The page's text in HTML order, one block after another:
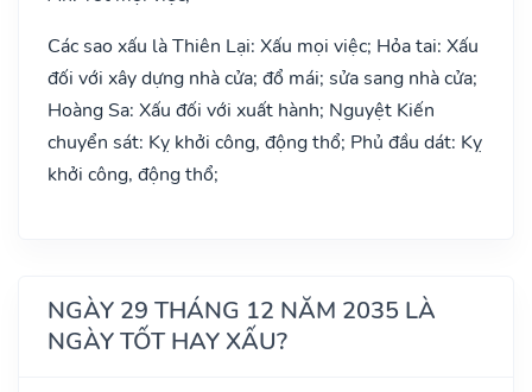
Các sao xấu là Thiên Lại: Xấu mọi việc; Hỏa tai: Xấu
đối với xây dựng nhà cửa; đổ mái; sửa sang nhà cửa;
Hoàng Sa: Xấu đối với xuất hành; Nguyệt Kiến
chuyển sát: Kỵ khởi công, động thổ; Phủ đầu dát: Kỵ
khởi công, động thổ;
NGÀY 29 THÁNG 12 NĂM 2035 LÀ
NGÀY TỐT HAY XẤU?